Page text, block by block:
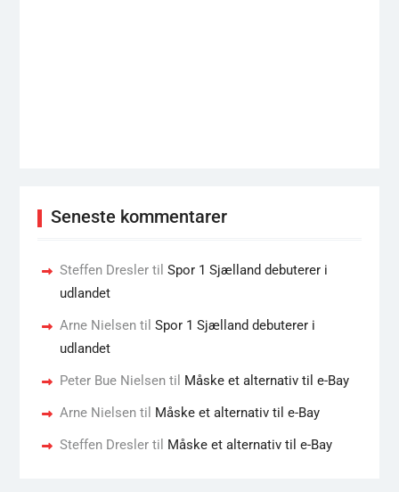
Seneste kommentarer
Steffen Dreslertil Spor 1 Sjælland debuterer i
udlandet
Arne Nielsentil Spor 1 Sjælland debuterer i
udlandet
Peter Bue Nielsentil Måske et alternativ til e-Bay
Arne Nielsentil Måske et alternativ til e-Bay
Steffen Dreslertil Måske et alternativ til e-Bay